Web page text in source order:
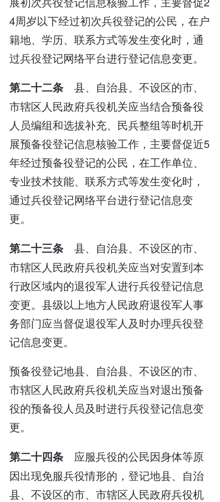
4周岁以下经过初次兵役登记的公民，在户
籍地、学历、联系方式等发生变化时，通
过兵役登记网络平台进行登记信息变更。
第二十二条 县、自治县、不设区的市、
市辖区人民政府兵役机关应当结合预备役
人员编组和选拔补充、民兵整组等时机开
展预备役登记信息核验工作，主要督促近5
年经过预备役登记的公民，在工作单位、
专业技术技能、联系方式等发生变化时，
通过兵役登记网络平台进行登记信息变
更。
第二十三条 县、自治县、不设区的市、
市辖区人民政府兵役机关应当对安置到本
行政区域内的退役军人进行兵役登记信息
变更。县级以上地方人民政府退役军人事
务部门应当督促退役军人及时办理兵役登
记信息变更。
预备役登记地县、自治县、不设区的市、
市辖区人民政府兵役机关应当对退出预备
役的预备役人员及时进行兵役登记信息变
更。
第二十四条 应服兵役的公民因身体等原
因出现免服兵役情形的，登记地县、自治
县、不设区的市、市辖区人民政府兵役机